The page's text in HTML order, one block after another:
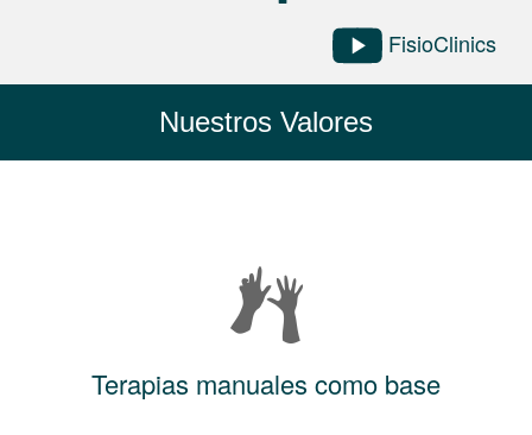
FisioClinics
Nuestros Valores
Terapias manuales como base